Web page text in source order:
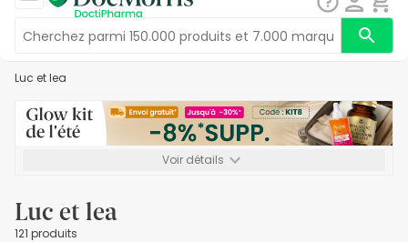
Luc et lea
Voir détails
Luc et lea
121 produits